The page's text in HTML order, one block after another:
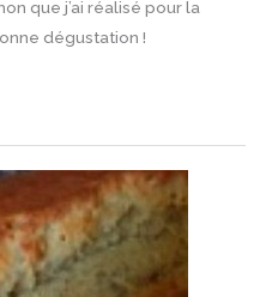
que j’ai réalisé pour la
dégustation !